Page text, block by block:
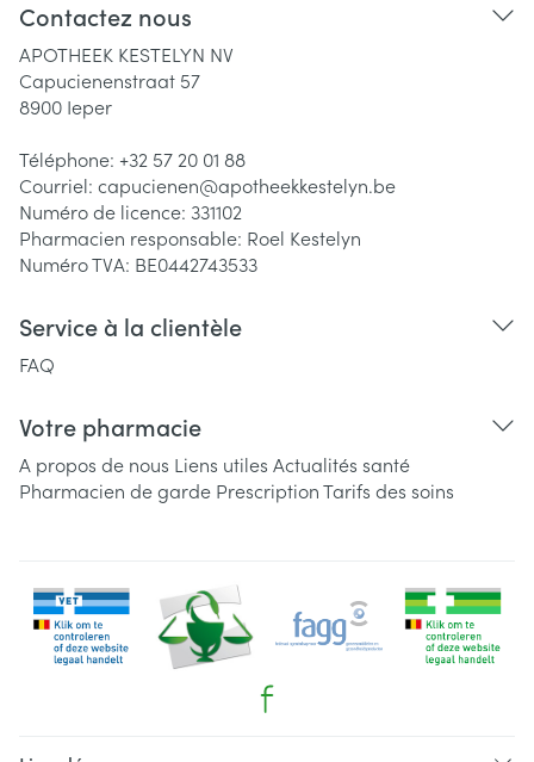
Contactez nous
APOTHEEK KESTELYN NV
Capucienenstraat 57
8900 Ieper
Téléphone: +32 57 20 01 88
Courriel: capucienen@apotheekkestelyn.be
Numéro de licence: 331102
Pharmacien responsable: Roel Kestelyn
Numéro TVA: BE0442743533
Service à la clientèle
FAQ
Votre pharmacie
A propos de nous Liens utiles Actualités santé
Pharmacien de garde PrescriptionTarifs des soins